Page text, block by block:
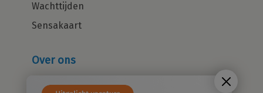
Wachttijden
Sensakaart
Over ons